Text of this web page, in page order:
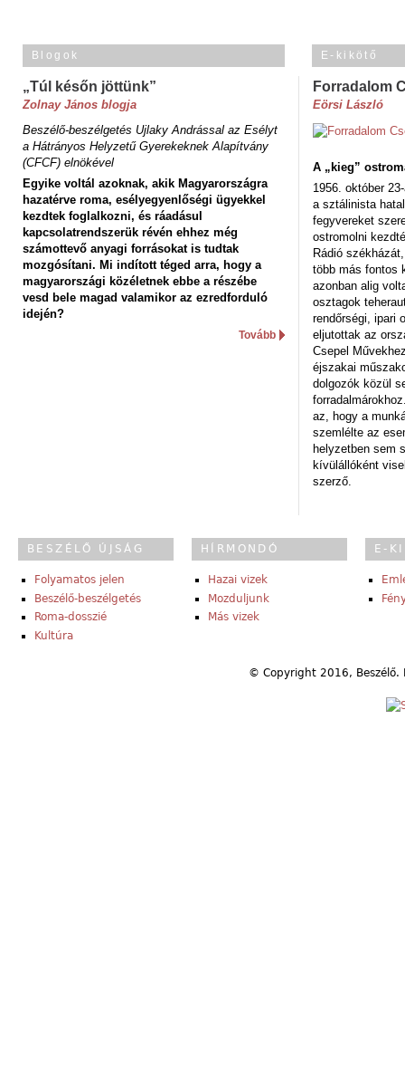
Blogok
„Túl későn jöttünk”
Zolnay János blogja
Beszélő-beszélgetés Ujlaky Andrással az Esélyt
a Hátrányos Helyzetű Gyerekeknek Alapítvány
(CFCF) elnökével
Egyike voltál azoknak, akik Magyarországra
hazatérve roma, esélyegyenlőségi ügyekkel
kezdtek foglalkozni, és ráadásul
kapcsolatrendszerük révén ehhez még
számottevő anyagi forrásokat is tudtak
mozgósítani. Mi indított téged arra, hogy a
magyarországi közéletnek ebbe a részébe
vesd bele magad valamikor az ezredforduló
idején?
Tovább
E-kikötő
Forradalom
Eörsi László
A „kieg”
1956. október
a sztálinista
fegyvereket
ostromolni
Rádió
több más fontos
azonban alig
osztagok
rendőrségi, ipari
eljutottak az
Csepel
éjszakai
dolgozók közül
az, hogy a
szemlélte az
helyzetben sem
kívülállóként
szerző.
BESZÉLŐ ÚJSÁG
Folyamatos jelen
Beszélő-beszélgetés
Roma-dosszié
Kultúra
HÍRMONDÓ
Hazai vizek
Mozduljunk
Más vizek
E-
© Copyright 2016,